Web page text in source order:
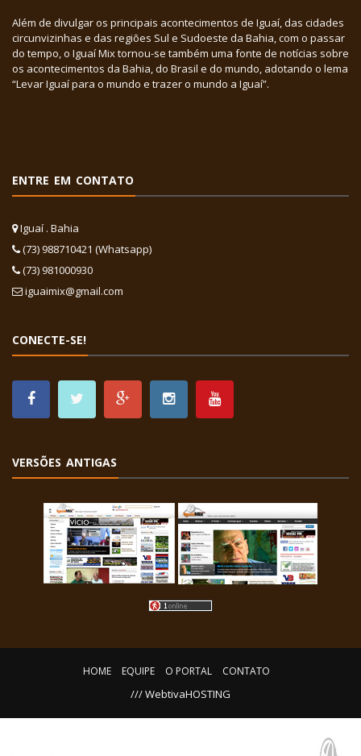
Além de divulgar os principais acontecimentos de Iguaí, das cidades
circunvizinhas e das regiões Sul e Sudoeste da Bahia, com o passar
do tempo, o Iguaí Mix tornou-se também uma fonte de notícias sobre
os acontecimentos da Bahia, do Brasil e do mundo, adotando o lema
“Levar Iguaí para o mundo e trazer o mundo a Iguaí”.
ENTRE EM CONTATO
Iguaí . Bahia
(73) 988710421 (Whatsapp)
(73) 981000930
iguaimix@gmail.com
CONECTE-SE!
VERSÕES ANTIGAS
HOME EQUIPE O PORTAL CONTATO
/// WebtivaHOSTING